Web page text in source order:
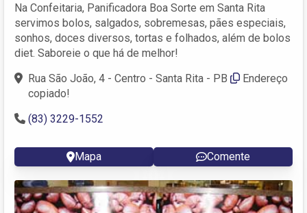
Na Confeitaria, Panificadora Boa Sorte em Santa Rita
servimos bolos, salgados, sobremesas, pães especiais,
sonhos, doces diversos, tortas e folhados, além de bolos
diet. Saboreie o que há de melhor!
Rua São João, 4 - Centro - Santa Rita - PB
Endereço
copiado!
(83) 3229-1552
Mapa Comente